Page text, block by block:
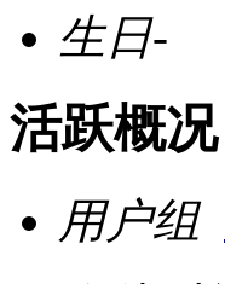
生日-
活跃概况
用户组